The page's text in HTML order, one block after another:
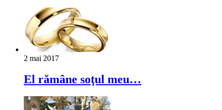
2 mai 2017
El rămâne soţul meu…